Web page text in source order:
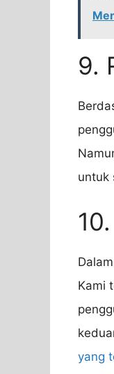
9.
untuk
Kami
yang